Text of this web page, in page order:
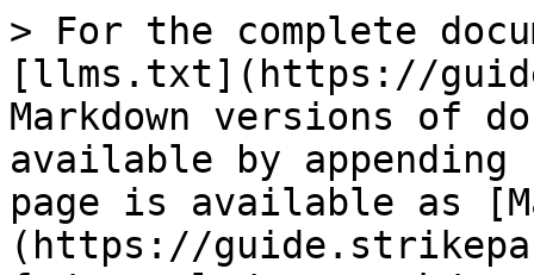
> For the complete
[llms.txt](https://
Markdown versions of
available by
page is available as
(https://